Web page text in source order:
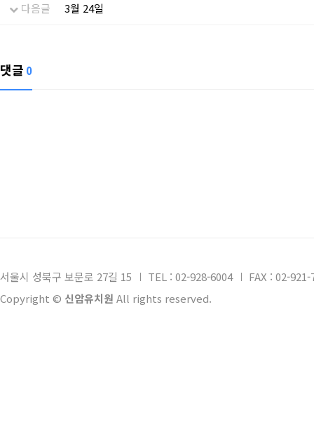
다음글 3월 24일
댓글 0
서울시 성북구 보문로 27길 15 TEL : 02-928-6004
FAX : 02-921-
Copyright © 신암유치원 All rights reserved.